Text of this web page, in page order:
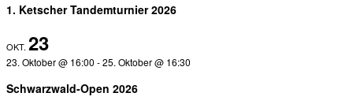
1. Ketscher Tandemturnier 2026
OKT. 23
23. Oktober @ 16:00 -25. Oktober @ 16:30
Schwarzwald-Open 2026